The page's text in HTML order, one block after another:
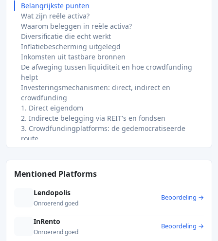
Belangrijkste punten
Wat zijn reële activa?
Waarom beleggen in reële activa?
Diversificatie die echt werkt
Inflatiebescherming uitgelegd
Inkomsten uit tastbare bronnen
De afweging tussen liquiditeit en hoe crowdfunding
helpt
Investeringsmechanismen: direct, indirect en
crowdfunding
1. Direct eigendom
2. Indirecte belegging via REIT's en fondsen
3. Crowdfundingplatforms: de gedemocratiseerde
route
Risico's, nuances en hoe u hiermee omgaat
Illiquiditeit en volatiliteit van particuliere
vastgoedbeleggingen
De kansen en complexiteit van OpRE
Risico's die specifiek zijn voor crowdfunding
Een deskundig perspectief: wat de meeste gidsen
missen over beleggen in reële activa
Begin je real asset-reis met Crowdinform
Veelgestelde vragen
Mentioned Platforms
Lendopolis
Onroerend goed
Beoordeling →
InRento
Onroerend goed
Beoordeling →